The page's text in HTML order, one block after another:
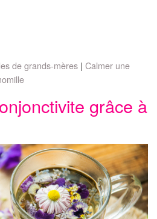
de grands-mères Calmer une
grâce à